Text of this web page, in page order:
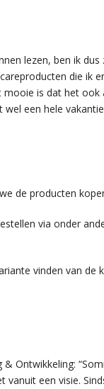
lezen, ben ik
die ik
mooie is dat het
wel een hele
de producten
via onder
vinden van de
Ontwikkeling:
vanuit een visie.